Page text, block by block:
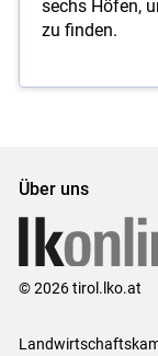
sechs Höfen,
zu finden.
Über uns
© 2026 tirol.lko.at